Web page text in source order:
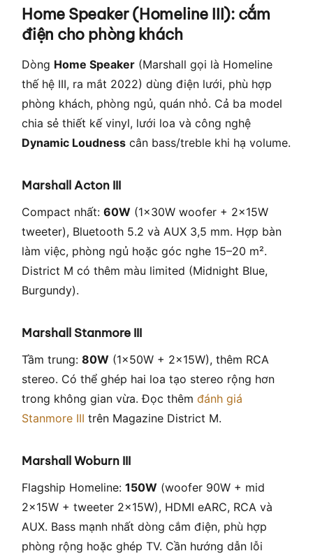
Home Speaker (Homeline III): cắm
điện cho phòng khách
Dòng Home Speaker (Marshall gọi là Homeline
thế hệ III, ra mắt 2022) dùng điện lưới, phù hợp
phòng khách, phòng ngủ, quán nhỏ. Cả ba model
chia sẻ thiết kế vinyl, lưới loa và công nghệ
Dynamic Loudness cân bass/treble khi hạ volume.
Marshall Acton III
Compact nhất: 60W (1×30W woofer + 2×15W
tweeter), Bluetooth 5.2 và AUX 3,5 mm. Hợp bàn
làm việc, phòng ngủ hoặc góc nghe 15–20 m².
District M có thêm màu limited (Midnight Blue,
Burgundy).
Marshall Stanmore III
Tầm trung: 80W (1×50W + 2×15W), thêm RCA
stereo. Có thể ghép hai loa tạo stereo rộng hơn
trong không gian vừa. Đọc thêm đánh giá
Stanmore III trên Magazine District M.
Marshall Woburn III
Flagship Homeline: 150W (woofer 90W + mid
2×15W + tweeter 2×15W), HDMI eARC, RCA và
AUX. Bass mạnh nhất dòng cắm điện, phù hợp
phòng rộng hoặc ghép TV. Cần hướng dẫn lỗi